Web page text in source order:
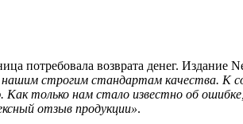
потребовала возврата денег. Издание
строгим стандартам качества. К
только нам стало известно об
отзыв продукции».